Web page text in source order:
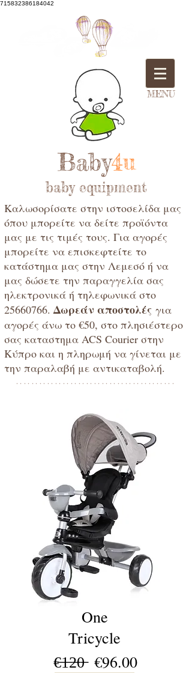
715832386184042
MENU
Baby4u
baby equipment
Καλωσορίσατε στην ιστοσελίδα μας
όπου μπορείτε να δείτε προϊόντα
μας με τις τιμές τους. Για αγορές
μπορείτε να επισκεφτείτε το
κατάστημα μας στην Λεμεσό ή να
μας δώσετε την παραγγελία σας
ηλεκτρονικά ή τηλεφωνικά στο
25660766.Δωρεάν αποστολές για
αγορές άνω το €50, στο πλησιέστερο
σας καταστημα ACS Courier στην
Κύπρο και η πληρωμή να γίνεται με
την παραλαβή με αντικαταβολή.
*****************************************
One
Tricycle
€̶1̶2̶0̶ €96.00